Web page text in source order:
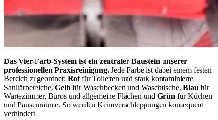
Das Vier-Farb-System ist ein zentraler Baustein unserer
professionellen Praxisreinigung. Jede Farbe ist dabei einem festen
Bereich zugeordnet: Rot für Toiletten und stark kontaminierte
Sanitärbereiche, Gelb für Waschbecken und Waschtische, Blau für
Wartezimmer, Büros und allgemeine Flächen und Grün für Küchen
und Pausenräume. So werden Keimverschleppungen konsequent
verhindert.